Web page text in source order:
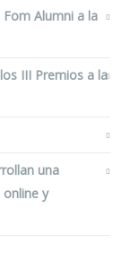
Alumni a la
III Premios a la
una
y